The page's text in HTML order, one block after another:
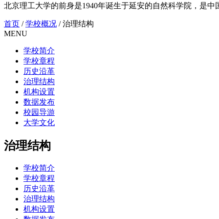
北京理工大学的前身是1940年诞生于延安的自然科学院，是中
首页 /学校概况 /治理结构
MENU
学校简介
学校章程
历史沿革
治理结构
机构设置
数据发布
校园导游
大学文化
治理结构
学校简介
学校章程
历史沿革
治理结构
机构设置